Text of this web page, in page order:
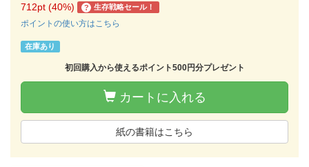
712pt (40%) ? 生存戦略セール！
ポイントの使い方はこちら
在庫あり
初回購入から使えるポイント500円分プレゼント
カートに入れる
紙の書籍はこちら